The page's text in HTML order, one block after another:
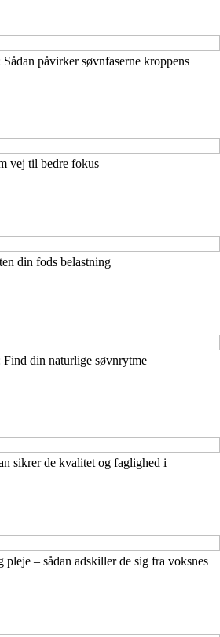
påvirker søvnfaserne kroppens
vej til bedre fokus
din fods belastning
din naturlige søvnrytme
sikrer de kvalitet og faglighed i
– sådan adskiller de sig fra voksnes